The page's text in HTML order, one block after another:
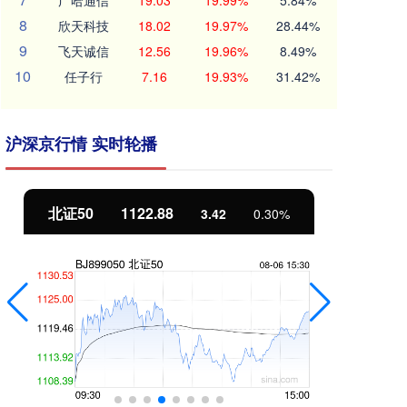
8 欣天科技 18.02 19.97% 28.44%
9 飞天诚信 12.56 19.96% 8.49%
10 任子行 7.16 19.93% 31.42%
沪深京行情 实时轮播
北证50 1122.88 3.42 0.30%